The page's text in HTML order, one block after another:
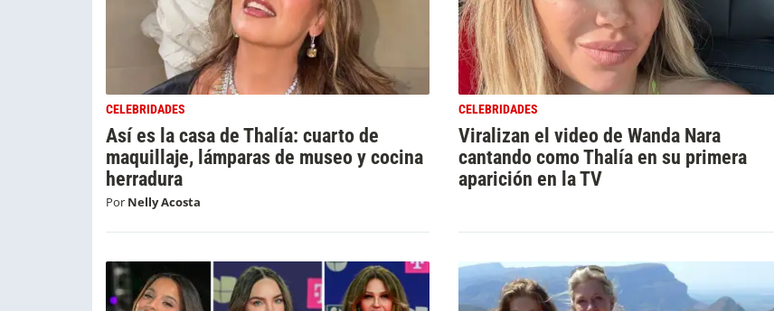
CELEBRIDADES
Así es la casa de Thalía: cuarto de
maquillaje, lámparas de museo y cocina
herradura
Por Nelly Acosta
CELEBRIDADES
Viralizan el video de Wanda Nara
cantando como Thalía en su primera
aparición en la TV